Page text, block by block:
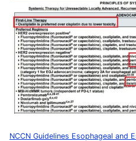
NCCN Guidelines Esophageal and